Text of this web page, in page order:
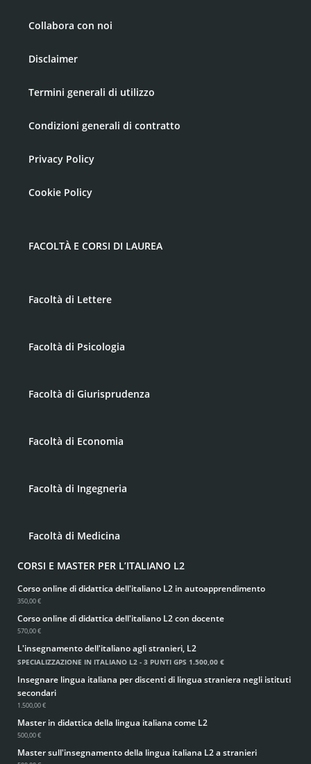
Collabora con noi
Disclaimer
Termini generali di utilizzo
Condizioni generali di contratto
Privacy Policy
Cookie Policy
FACOLTÀ E CORSI DI LAUREA
Facoltà di Lettere
Facoltà di Psicologia
Facoltà di Giurisprudenza
Facoltà di Economia
Facoltà di Ingegneria
Facoltà di Medicina
CORSI E MASTER PER L’ITALIANO L2
Corso online di didattica dell'italiano L2 in autoapprendimento
350,00 €
Corso online di didattica dell'italiano L2 con docente
570,00 €
L'insegnamento dell'italiano agli stranieri, L2
SPECIALIZZAZIONE IN ITALIANO L2 - 3 PUNTI GPS 1.500,00 €
Insegnare lingua italiana per discenti di lingua straniera negli istituti
secondari
1.500,00 €
Master in didattica della lingua italiana come L2
500,00 €
Master sull'insegnamento della lingua italiana L2 a stranieri